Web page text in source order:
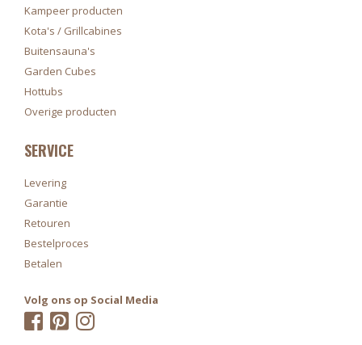
Kampeer producten
Kota's / Grillcabines
Buitensauna's
Garden Cubes
Hottubs
Overige producten
SERVICE
Levering
Garantie
Retouren
Bestelproces
Betalen
Volg ons op Social Media